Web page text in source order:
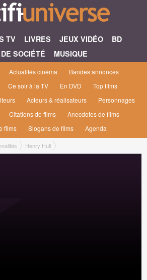
TV LIVRES JEUX VIDÉO
BD
SOCIÉTÉ
MUSIQUE
Actualités cinéma
Bandes annonces
Ce soir à la TV En DVD
Top films
Acteurs & réalisateurs
Personnages
Citations de films
Anecdotes de films
films
Slogans de films Agenda
Henry Hull